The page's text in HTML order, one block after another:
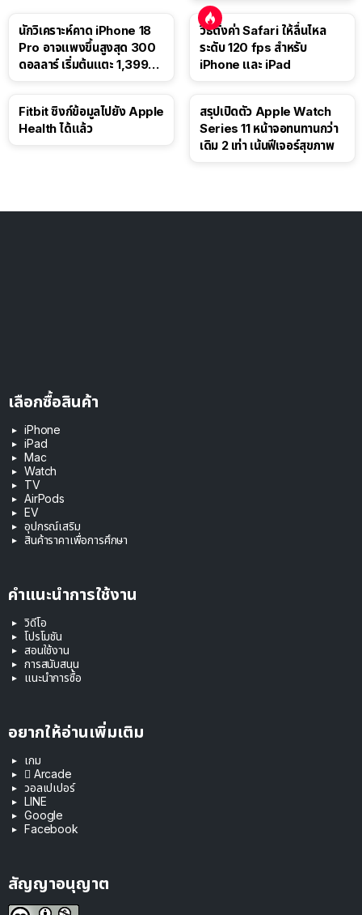
นักวิเคราะห์คาด iPhone 18
Pro อาจแพงขึ้นสูงสุด 300
ดอลลาร์ เริ่มต้นแตะ 1,399
วิธีตั้งค่า Safari ให้ลื่นไหล
ระดับ 120 fps สำหรับ
iPhone และ iPad
Fitbit ซิงก์ข้อมูลไปยัง Apple
Health ได้แล้ว
สรุปเปิดตัว Apple Watch
Series 11 หน้าจอทนทานกว่า
เดิม 2 เท่า เน้นฟีเจอร์สุขภาพ
เลือกซื้อสินค้า
iPhone
iPad
Mac
Watch
TV
AirPods
EV
อุปกรณ์เสริม
สินค้าราคาเพื่อการศึกษา
คำแนะนำการใช้งาน
วิดีโอ
โปรโมชัน
สอนใช้งาน
การสนับสนุน
แนะนำการซื้อ
อยากให้อ่านเพิ่มเติม
เกม
 Arcade
วอลเปเปอร์
LINE
Google
Facebook
สัญญาอนุญาต